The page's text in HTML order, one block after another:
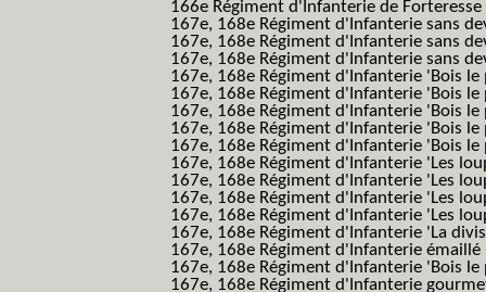
166e Régiment d'Infanterie de Forteresse
167e, 168e Régiment d'Infanterie sans
167e, 168e Régiment d'Infanterie sans
167e, 168e Régiment d'Infanterie sans
167e, 168e Régiment d'Infanterie 'Bois
167e, 168e Régiment d'Infanterie 'Bois
167e, 168e Régiment d'Infanterie 'Bois
167e, 168e Régiment d'Infanterie 'Bois
167e, 168e Régiment d'Infanterie 'Bois
167e, 168e Régiment d'Infanterie 'Les
167e, 168e Régiment d'Infanterie 'Les
167e, 168e Régiment d'Infanterie 'Les
167e, 168e Régiment d'Infanterie 'Les
167e, 168e Régiment d'Infanterie 'La
167e, 168e Régiment d'Infanterie émaillé
167e, 168e Régiment d'Infanterie 'Bois
167e, 168e Régiment d'Infanterie